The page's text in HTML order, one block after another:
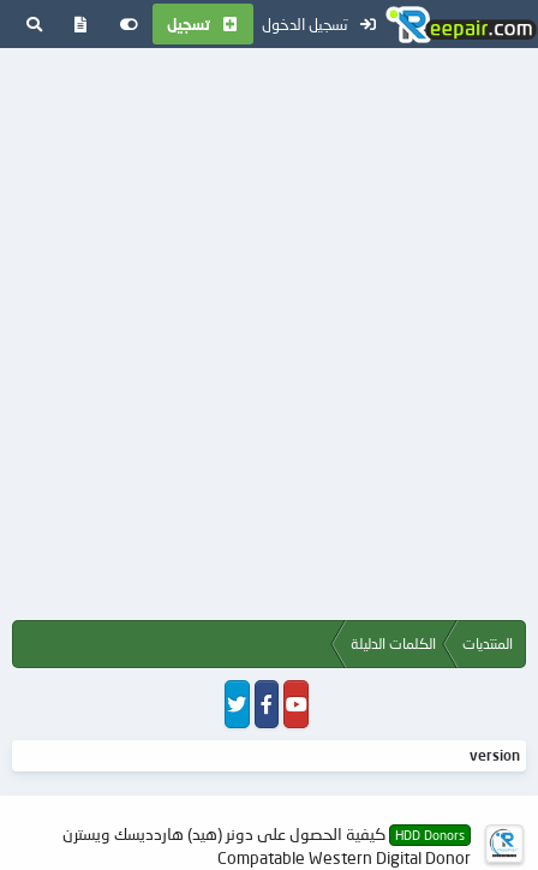
تسجيل الدخول تسجيل
المنتديات الكلمات الدليلة
version
HDD Donors
كيفية الحصول على دونر (هيد) هاردديسك ويسترن
Compatable Western Digital Donor